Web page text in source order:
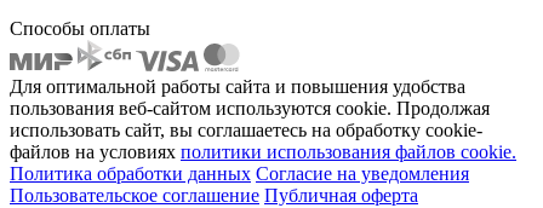
Способы оплаты
Для оптимальной работы сайта и повышения удобства
пользования веб-сайтом используются cookie. Продолжая
использовать сайт, вы соглашаетесь на обработку cookie-
файлов на условиях политики использования файлов cookie.
Политика обработки данных Согласие на уведомления
Пользовательское соглашение Публичная оферта